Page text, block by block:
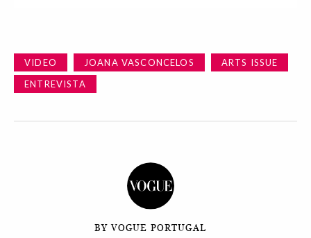
VIDEO JOANA VASCONCELOS
ARTS ISSUE
ENTREVISTA
BY VOGUE PORTUGAL